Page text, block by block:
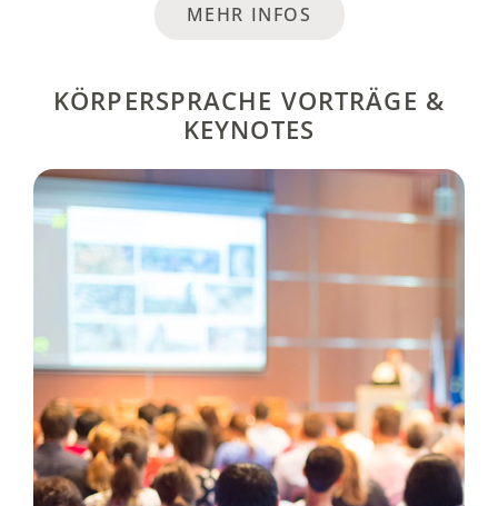
MEHR INFOS
KÖRPERSPRACHE VORTRÄGE &
KEYNOTES